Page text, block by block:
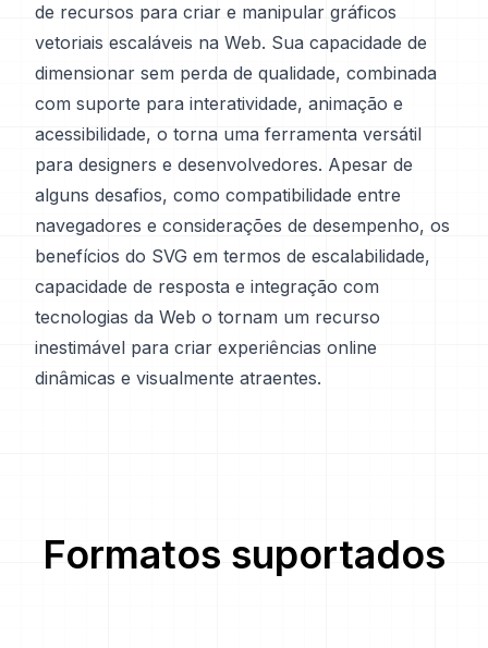
de recursos para criar e manipular gráficos
vetoriais escaláveis na Web. Sua capacidade de
dimensionar sem perda de qualidade, combinada
com suporte para interatividade, animação e
acessibilidade, o torna uma ferramenta versátil
para designers e desenvolvedores. Apesar de
alguns desafios, como compatibilidade entre
navegadores e considerações de desempenho, os
benefícios do SVG em termos de escalabilidade,
capacidade de resposta e integração com
tecnologias da Web o tornam um recurso
inestimável para criar experiências online
dinâmicas e visualmente atraentes.
Formatos suportados